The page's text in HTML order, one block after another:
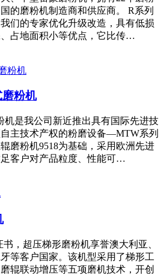
的磨粉机制造商和供应商。 R系列
们的专家优化升级改造，具有低损
占地面积小等优点，它比传…
粉机
机是我公司新近推出具有国际先进技
主技术产权的粉磨设备—MTW系列
磨粉机9518为基础，采用欧洲先进
客户对产品粒度、性能可…
，超压梯形磨粉机享誉澳大利亚、
等客户国家。该机型采用了梯形工
辊联动增压等五项磨机技术，开创